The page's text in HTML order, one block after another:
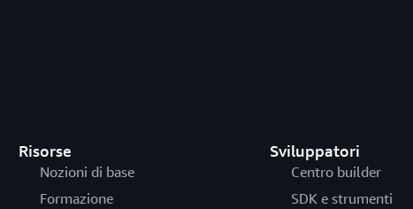
Risorse
Nozioni di base
Formazione
Sviluppatori
Centro builder
SDK e strumenti